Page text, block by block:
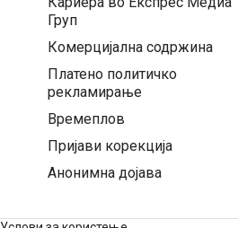
Груп
Комерцијална содржина
Платено политичко
рекламирање
Времеплов
Пријави корекција
Анонимна дојава